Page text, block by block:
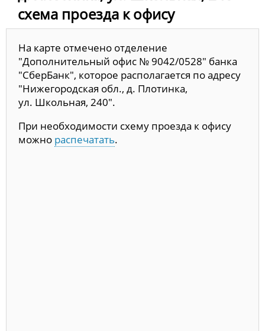
схема проезда к офису
На карте отмечено отделение
"Дополнительный офис № 9042/0528" банка
"СберБанк", которое располагается по адресу
"Нижегородская обл., д. Плотинка,
ул. Школьная, 240".
При необходимости схему проезда к офису
можно распечатать.